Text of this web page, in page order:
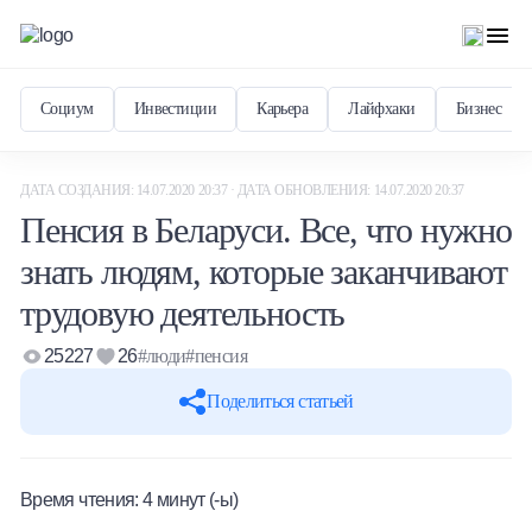
Социум Инвестиции Карьера Лайфхаки Бизнес
ДАТА СОЗДАНИЯ: 14.07.2020 20:37 · ДАТА ОБНОВЛЕНИЯ: 14.07.2020 20:37
Пенсия в Беларуси. Все, что нужно
знать людям, которые заканчивают
трудовую деятельность
Поделиться статьей
25227 26#люди#пенсия
Время чтения:4 минут (-ы)